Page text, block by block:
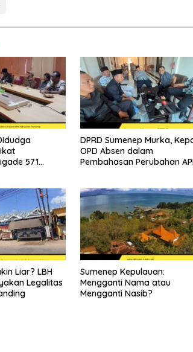
571
DPRD Sumenep Murka,
OPD Absen dalam
Pembahasan Perubahan
LBH
Legalitas
Sumenep Kepulauan:
Mengganti Nama atau
Mengganti Nasib?